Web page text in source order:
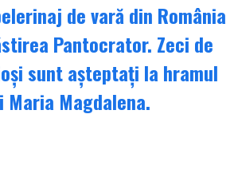
de vară din România
Pantocrator. Zeci de
sunt așteptați la hramul
Magdalena.